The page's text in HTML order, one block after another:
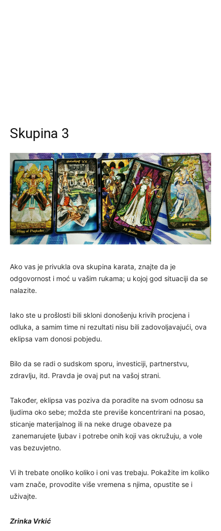
Skupina 3
Ako vas je privukla ova skupina karata, znajte da je
odgovornost i moć u vašim rukama; u kojoj god situaciji da se
nalazite.
Iako ste u prošlosti bili skloni donošenju krivih procjena i
odluka, a samim time ni rezultati nisu bili zadovoljavajući, ova
eklipsa vam donosi pobjedu.
Bilo da se radi o sudskom sporu, investiciji, partnerstvu,
zdravlju, itd. Pravda je ovaj put na vašoj strani.
Također, eklipsa vas poziva da poradite na svom odnosu sa
ljudima oko sebe; možda ste previše koncentrirani na posao,
sticanje materijalnog ili na neke druge obaveze pa
zanemarujete ljubav i potrebe onih koji vas okružuju, a vole
vas bezuvjetno.
Vi ih trebate onoliko koliko i oni vas trebaju. Pokažite im koliko
vam znače, provodite više vremena s njima, opustite se i
uživajte.
Zrinka Vrkić